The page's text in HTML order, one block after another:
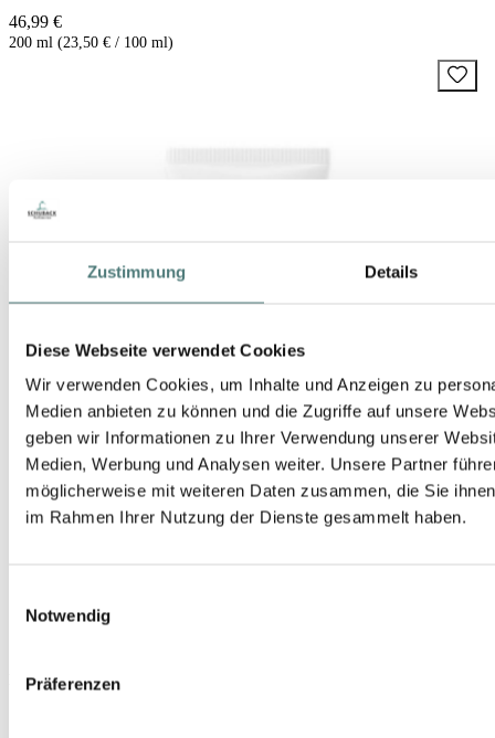
Zustimmung Details
Diese Webseite verwendet Cookies
Wir verwenden Cookies, um Inhalte und Anzeigen zu
Medien anbieten zu können und die Zugriffe auf unsere
geben wir Informationen zu Ihrer Verwendung unserer
Medien, Werbung und Analysen weiter. Unsere Partner
möglicherweise mit weiteren Daten zusammen, die Sie
im Rahmen Ihrer Nutzung der Dienste gesammelt haben.
Notwendig
Präferenzen
46,99 €
200 ml (23,50 € / 100 ml)
MARLIES MÖLLER